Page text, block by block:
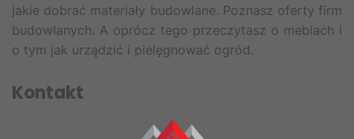
jakie dobrać materiały budowlane. Poznasz oferty firm
budowlanych. A oprócz tego przeczytasz o meblach i
o tym jak urządzić i pielęgnować ogród.
Kontakt